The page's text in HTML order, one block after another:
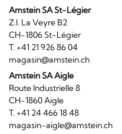
Amstein SA St-Légier
Z.I. La Veyre B2
CH-1806 St-Légier
T. +41 21 926 86 04
magasin@amstein.ch
Amstein SA Aigle
Route Industrielle 8
CH-1860 Aigle
T. +41 24 466 18 48
magasin-aigle@amstein.ch